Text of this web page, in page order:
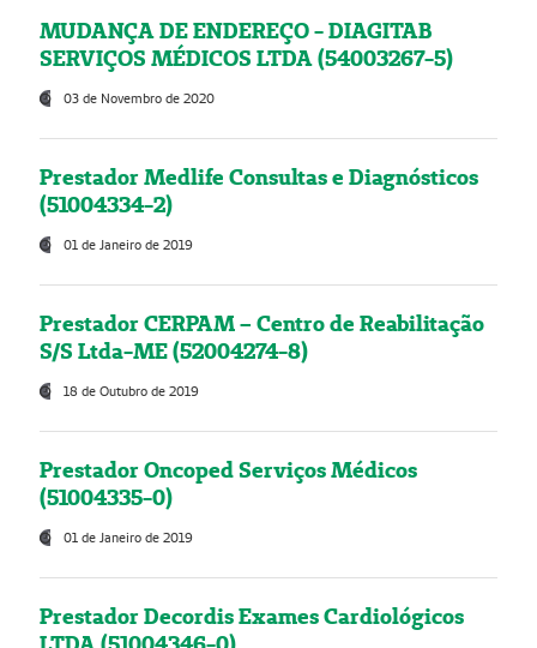
MUDANÇA DE ENDEREÇO - DIAGITAB
SERVIÇOS MÉDICOS LTDA (54003267-5)
03 de Novembro de 2020
Prestador Medlife Consultas e Diagnósticos
(51004334-2)
01 de Janeiro de 2019
Prestador CERPAM – Centro de Reabilitação
S/S Ltda-ME (52004274-8)
18 de Outubro de 2019
Prestador Oncoped Serviços Médicos
(51004335-0)
01 de Janeiro de 2019
Prestador Decordis Exames Cardiológicos